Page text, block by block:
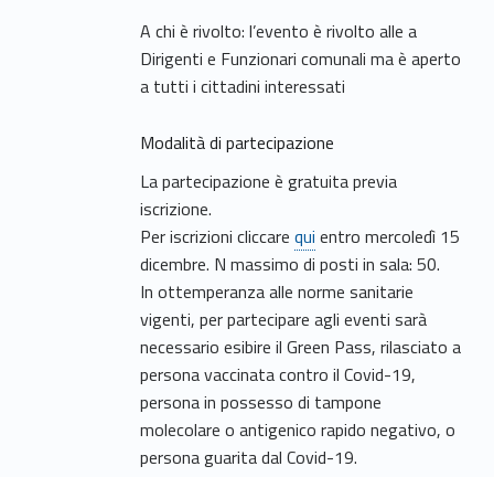
A chi è rivolto: l’evento è rivolto alle a
Dirigenti e Funzionari comunali ma è aperto
a tutti i cittadini interessati
Modalità di partecipazione
La partecipazione è gratuita previa
iscrizione.
Per iscrizioni cliccare qui entro mercoledì 15
dicembre. N massimo di posti in sala: 50.
In ottemperanza alle norme sanitarie
vigenti, per partecipare agli eventi sarà
necessario esibire il Green Pass, rilasciato a
persona vaccinata contro il Covid-19,
persona in possesso di tampone
molecolare o antigenico rapido negativo, o
persona guarita dal Covid-19.